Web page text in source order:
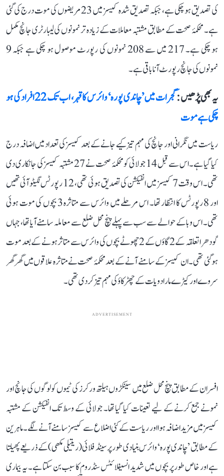
کی تصدیق ہو چکی ہے، جبکہ تصدیق شدہ کیسز میں 23 مریضوں کی موت درج کی گئی
ہے۔ محکمۂ صحت کے مطابق مشتبہ معاملات کے زیادہ تر نمونوں کی لیبارٹری جانچ مکمل
ہو چکی ہے۔ 217 میں سے 208 نمونوں کی رپورٹ موصول ہو چکی ہے جبکہ 9
نمونوں کی جانچ رپورٹ آنا باقی ہے۔
یہ بھی پڑھیں :
گجرات میں ’چاندی پورہ‘ وائرس کا قہر، اب تک 22 افراد کی ہو
چکی ہے موت
ریاست میں نگرانی اور جانچ کی مہم تیز کیے جانے کے بعد کیسز کی تعداد میں اضافہ درج
کیا گیا ہے۔ اس سے قبل 14 جولائی کو محکمۂ صحت نے 27 مشتبہ کیسز کی جانکاری دی
تھی۔ اس وقت 7 کیسز میں انفیکشن کی تصدیق ہوئی تھی، 12 رپورٹس نگیٹو آئی تھیں
اور 8 رپورٹس کا انتظار تھا۔ اس مرحلے میں وائرس سے متاثرہ 3 بچوں کی موت ہوئی
تھی۔ اس وبا کے حوالے سے سب سے پہلے پنچ محل ضلع سے معاملہ سامنے آیا تھا، جہاں
گودھرا تعلقہ کے 2 گاؤں کے 2 چھوٹے بچوں کی وائرس سے متاثر ہونے کے بعد موت
ہو گئی تھی۔ ان کیسز کے سامنے آنے کے بعد محکمۂ صحت نے متاثرہ علاقوں میں گھر گھر
سروے اور کیڑے مار ادویات کے چھڑکاؤ کی مہم تیز کر دی تھی۔
ADVERTISEMENT
افسران کے مطابق پنچ محل ضلع میں سینکڑوں ہیلتھ ورکرز کی ٹیموں کو لوگوں کی جانچ اور
نمونے جمع کرنے کے لیے تعینات کیا گیا تھا۔ جولائی کے وسط تک انفیکشن کے مشتبہ
کیسز میں مزید اضافہ ہوا اور ریاست کے کئی اضلاع سے کیسز سامنے آنے لگے۔ ماہرین
کے مطابق ’چاندی پورہ‘ وائرس بنیادی طور پر سینڈ فلائی (ریتیلی مکھی) کے ذریعے پھیلتا
ہے اور خاص طور پر بچوں میں شدید انسیفلائٹس سنڈروم کا سبب بن سکتا ہے۔ یہ بیماری